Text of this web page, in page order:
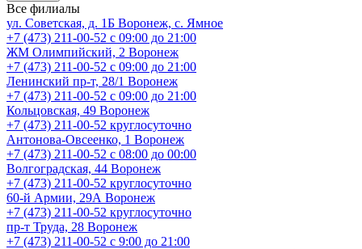
Все филиалы
ул. Советская, д. 1Б Воронеж, с. Ямное
+7 (473) 211-00-52 с 09:00 до 21:00
ЖМ Олимпийский, 2 Воронеж
+7 (473) 211-00-52 с 09:00 до 21:00
Ленинский пр-т, 28/1 Воронеж
+7 (473) 211-00-52 с 09:00 до 21:00
Кольцовская, 49 Воронеж
+7 (473) 211-00-52 круглосуточно
Антонова-Овсеенко, 1 Воронеж
+7 (473) 211-00-52 с 08:00 до 00:00
Волгоградская, 44 Воронеж
+7 (473) 211-00-52 круглосуточно
60-й Армии, 29А Воронеж
+7 (473) 211-00-52 круглосуточно
пр-т Труда, 28 Воронеж
+7 (473) 211-00-52 c 9:00 до 21:00